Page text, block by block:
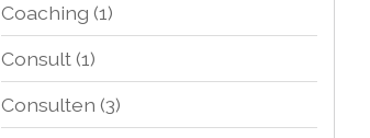
Coaching (1)
Consult(1)
Consulten (3)